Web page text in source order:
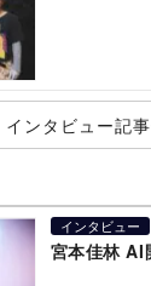
インタビュー記
インタビュー
宮本佳林 AI